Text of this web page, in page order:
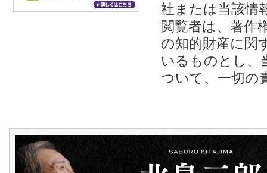
社または当該情
閲覧者は、著作
の知的財産に関
いるものとし、
ついて、一切の